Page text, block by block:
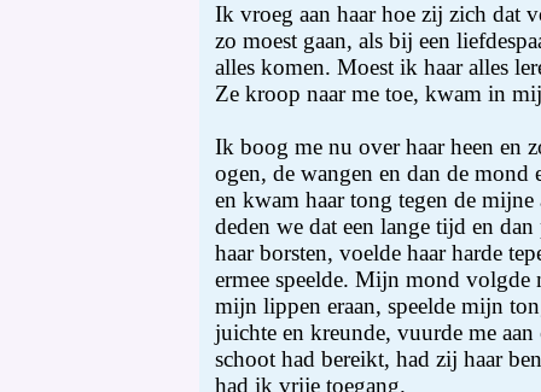
Ik vroeg aan haar hoe zij zich dat
zo moest gaan, als bij een
alles komen. Moest ik haar alles
Ze kroop naar me toe, kwam in
Ik boog me nu over haar heen en
ogen, de wangen en dan de mond
en kwam haar tong tegen de
deden we dat een lange tijd en
haar borsten, voelde haar harde
ermee speelde. Mijn mond volgde
mijn lippen eraan, speelde mijn
juichte en kreunde, vuurde me
schoot had bereikt, had zij haar
had ik vrije toegang.